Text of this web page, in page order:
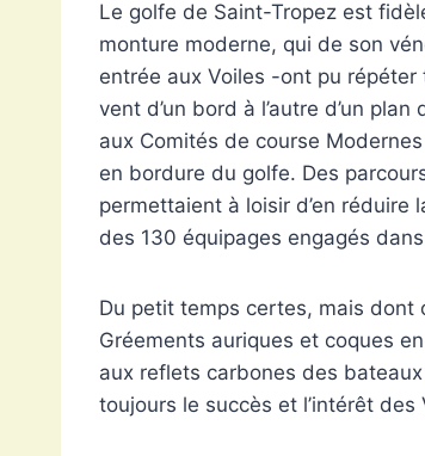
Le golfe de Saint-Tropez est
monture moderne, qui de son
entrée aux Voiles -ont pu répéter
vent d’un bord à l’autre d’un
aux Comités de course
en bordure du golfe. Des
permettaient à loisir d’en réduire
des 130 équipages engagés
Du petit temps certes, mais dont
Gréements auriques et coques
aux reflets carbones des
toujours le succès et l’intérêt